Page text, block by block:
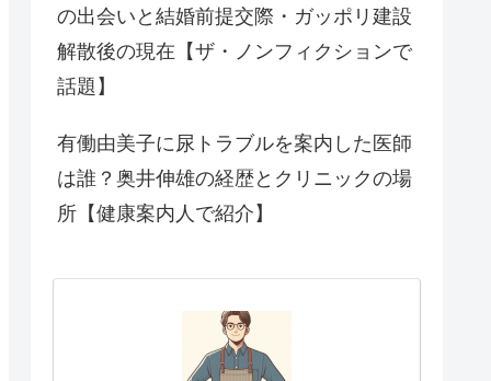
の出会いと結婚前提交際・ガッポリ建設
解散後の現在【ザ・ノンフィクションで
話題】
有働由美子に尿トラブルを案内した医師
は誰？奥井伸雄の経歴とクリニックの場
所【健康案内人で紹介】